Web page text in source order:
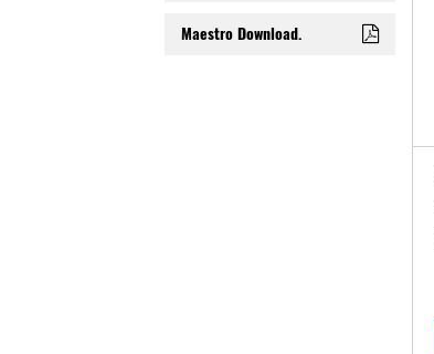
Maestro Download.